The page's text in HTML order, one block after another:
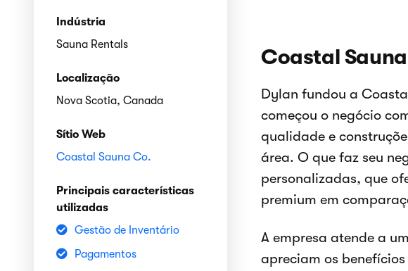
Indústria
Sauna Rentals
Localização
Nova Scotia, Canada
Sítio Web
Coastal Sauna Co.
Principais características
utilizadas
Gestão de Inventário
Pagamentos
Coastal
Dylan fundou a
começou o negócio
qualidade e
área. O que faz seu
personalizadas, que
premium em
A empresa atende a
apreciam os